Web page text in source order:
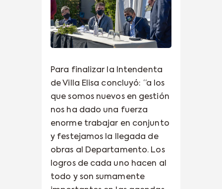
Para finalizar la Intendenta
de Villa Elisa concluyó: “a los
que somos nuevos en gestión
nos ha dado una fuerza
enorme trabajar en conjunto
y festejamos la llegada de
obras al Departamento. Los
logros de cada uno hacen al
todo y son sumamente